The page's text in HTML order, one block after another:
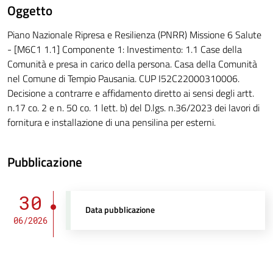
Oggetto
Piano Nazionale Ripresa e Resilienza (PNRR) Missione 6 Salute
- [M6C1 1.1] Componente 1: Investimento: 1.1 Case della
Comunità e presa in carico della persona. Casa della Comunità
nel Comune di Tempio Pausania. CUP I52C22000310006.
Decisione a contrarre e affidamento diretto ai sensi degli artt.
n.17 co. 2 e n. 50 co. 1 lett. b) del D.lgs. n.36/2023 dei lavori di
fornitura e installazione di una pensilina per esterni.
Pubblicazione
30
06/2026
Data pubblicazione